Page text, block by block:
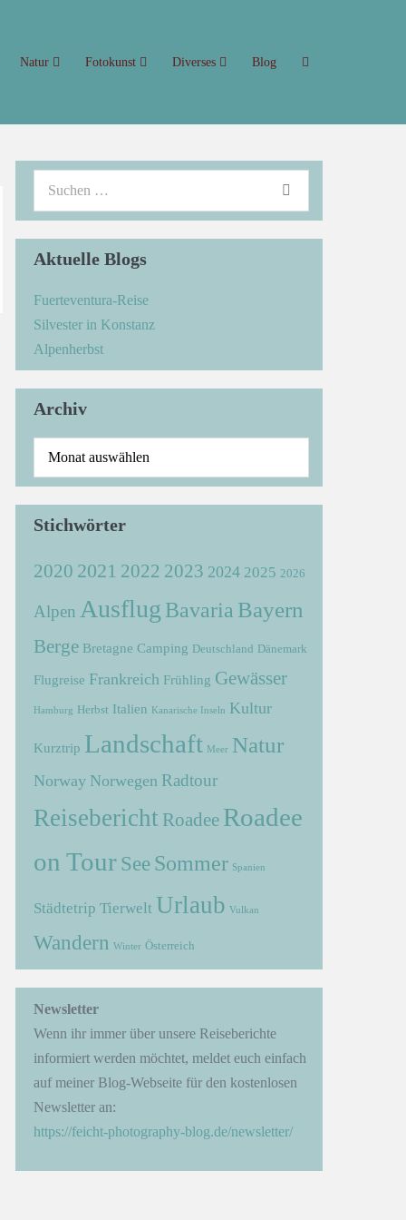
Natur Fotokunst Diverses Blog
Aktuelle Blogs
Fuerteventura-Reise
Silvester in Konstanz
Alpenherbst
Archiv
Stichwörter
2020 2021 2022 2023 2024 2025 2026
Alpen Ausflug Bavaria Bayern
Berge Bretagne Camping Deutschland Dänemark
Flugreise Frankreich Frühling Gewässer
Hamburg Herbst Italien Kanarische Inseln Kultur
Kurztrip Landschaft Meer Natur
Norway Norwegen Radtour
Reisebericht Roadee Roadee
on Tour See Sommer Spanien
Städtetrip Tierwelt Urlaub Vulkan
Wandern Winter Österreich
Newsletter
Wenn ihr immer über unsere Reiseberichte
informiert werden möchtet, meldet euch einfach
auf meiner Blog-Webseite für den kostenlosen
Newsletter an:
https://feicht-photography-blog.de/newsletter/